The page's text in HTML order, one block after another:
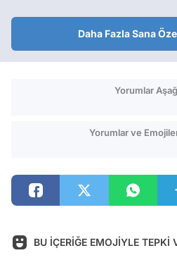
Daha Fazla Sana
Yorumlar
Yorumlar ve
BU İÇERİĞE EMOJİYLE TEPKİ